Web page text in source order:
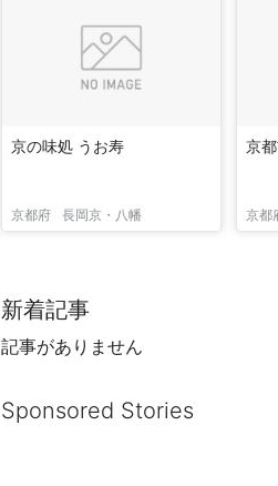
京の味処 うお寿
京都府 長岡京・八幡
京
京都
新着記事
記事がありません
Sponsored Stories